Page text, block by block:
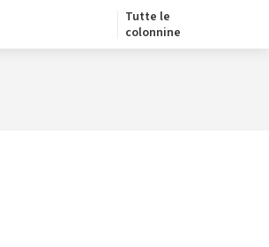
Tutte le
colonnine